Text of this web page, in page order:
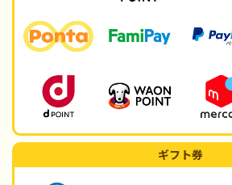
ギフト券